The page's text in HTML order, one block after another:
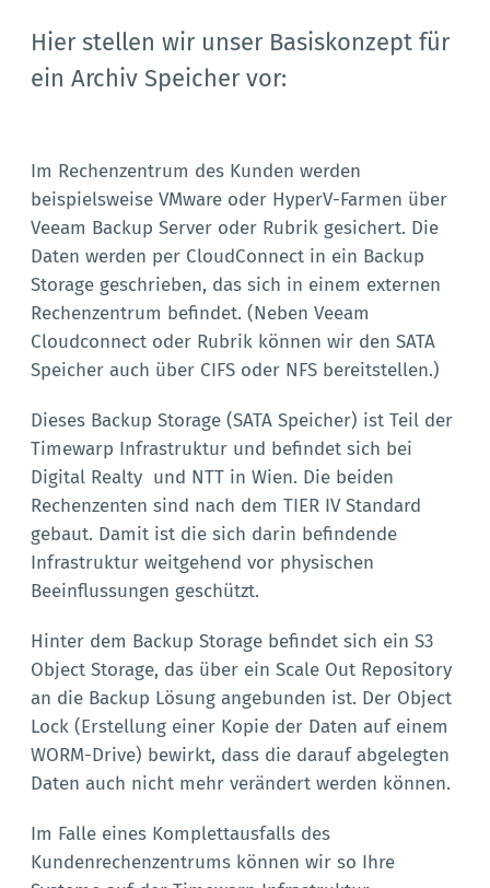
Hier stellen wir unser Basiskonzept für
ein Archiv Speicher vor:
Im Rechenzentrum des Kunden werden
beispielsweise VMware oder HyperV-Farmen über
Veeam Backup Server oder Rubrik gesichert. Die
Daten werden per CloudConnect in ein Backup
Storage geschrieben, das sich in einem externen
Rechenzentrum befindet. (Neben Veeam
Cloudconnect oder Rubrik können wir den SATA
Speicher auch über CIFS oder NFS bereitstellen.)
Dieses Backup Storage (SATA Speicher) ist Teil der
Timewarp Infrastruktur und befindet sich bei
Digital Realty und NTT in Wien. Die beiden
Rechenzenten sind nach dem TIER IV Standard
gebaut. Damit ist die sich darin befindende
Infrastruktur weitgehend vor physischen
Beeinflussungen geschützt.
Hinter dem Backup Storage befindet sich ein S3
Object Storage, das über ein Scale Out Repository
an die Backup Lösung angebunden ist. Der Object
Lock (Erstellung einer Kopie der Daten auf einem
WORM-Drive) bewirkt, dass die darauf abgelegten
Daten auch nicht mehr verändert werden können.
Im Falle eines Komplettausfalls des
Kundenrechenzentrums können wir so Ihre